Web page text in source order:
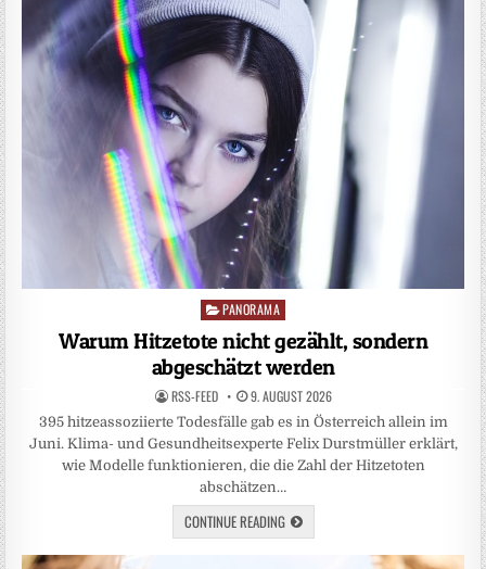
Posted
PANORAMA
Warum Hitzetote nicht gezählt, sondern
abgeschätzt werden
RSS-FEED 9. AUGUST 2026
395 hitzeassoziierte Todesfälle gab es in Österreich allein im
Juni. Klima- und Gesundheitsexperte Felix Durstmüller erklärt,
wie Modelle funktionieren, die die Zahl der Hitzetoten
abschätzen…
CONTINUE READING